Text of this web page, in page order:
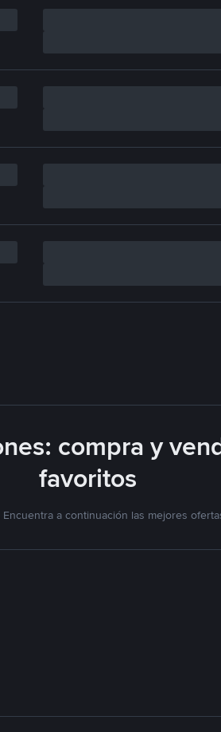
compra y
favoritos
Encuentra a continuación las mejores